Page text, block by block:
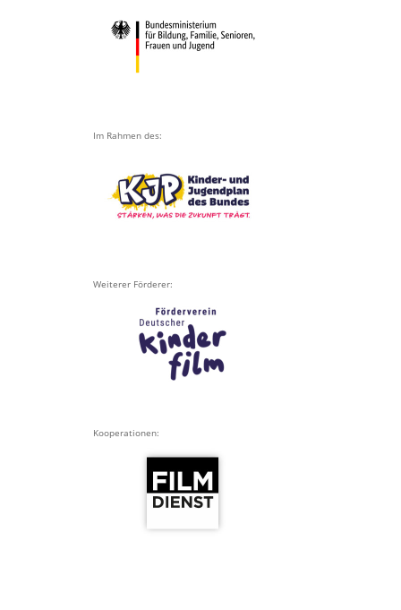
Im Rahmen des:
Weiterer Förderer:
Kooperationen: